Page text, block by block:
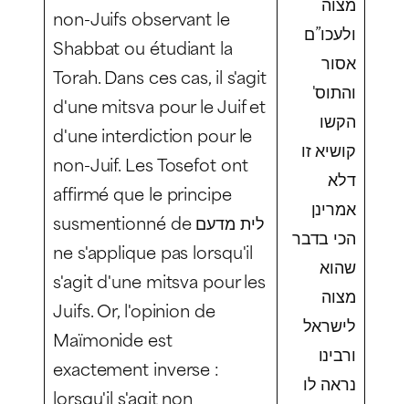
non-Juifs observant le
Shabbat ou étudiant la
Torah. Dans ces cas, il s'agit
d'une mitsva pour le Juif et
d'une interdiction pour le
non-Juif. Les Tosefot ont
affirmé que le principe
susmentionné de לית מדעם
ne s'applique pas lorsqu'il
s'agit d'une mitsva pour les
Juifs. Or, l'opinion de
Maïmonide est
exactement inverse :
lorsqu'il s'agit non
ולעכו”ם
אסור
והתוס'
הקשו
קושיא זו
דלא
אמרינן
הכי בדבר
שהוא
מצוה
לישראל
ורבינו
נראה לו